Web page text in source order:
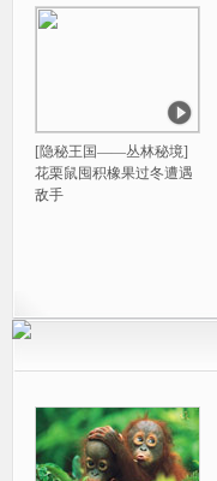
[隐秘王国——丛林秘境]
花栗鼠囤积橡果过冬遭遇
敌手